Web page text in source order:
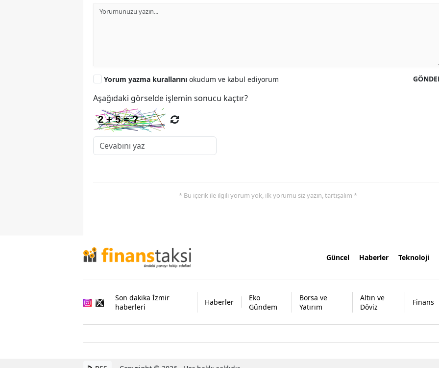
Yorum yazma kurallarını okudum ve kabul ediyorum
Aşağıdaki görselde işlemin sonucu kaçtır?
* Bu içerik ile ilgili yorum yok, ilk yorumu siz yazın, tartışalım *
Güncel Haberler Teknoloji
Son dakika İzmir
haberleri
Haberler
Eko
Gündem
Borsa ve
Yatırım
Altın ve
Döviz
Finans